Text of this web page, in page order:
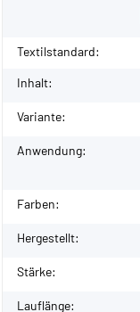
Textilstandard:
Inhalt:
Variante:
Anwendung:
Farben:
Hergestellt:
Stärke:
Lauflänge: